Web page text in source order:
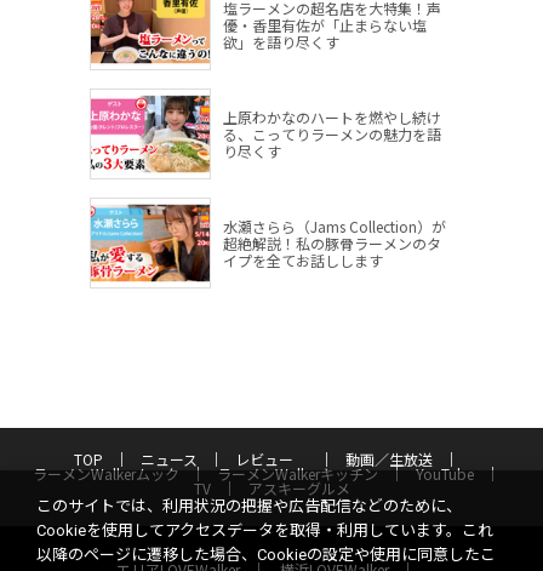
塩ラーメンの超名店を大特集！声
優・香里有佐が「止まらない塩
欲」を語り尽くす
上原わかなのハートを燃やし続け
る、こってりラーメンの魅力を語
り尽くす
水瀬さらら（Jams Collection）が
超絶解説！私の豚骨ラーメンのタ
イプを全てお話しします
TOP ニュース レビュー 動画／生放送
ラーメンWalkerムック ラーメンWalkerキッチン YouTube
TV アスキーグルメ
このサイトでは、利用状況の把握や広告配信などのために、
Cookieを使用してアクセスデータを取得・利用しています。これ
以降のページに遷移した場合、Cookieの設定や使用に同意したこ